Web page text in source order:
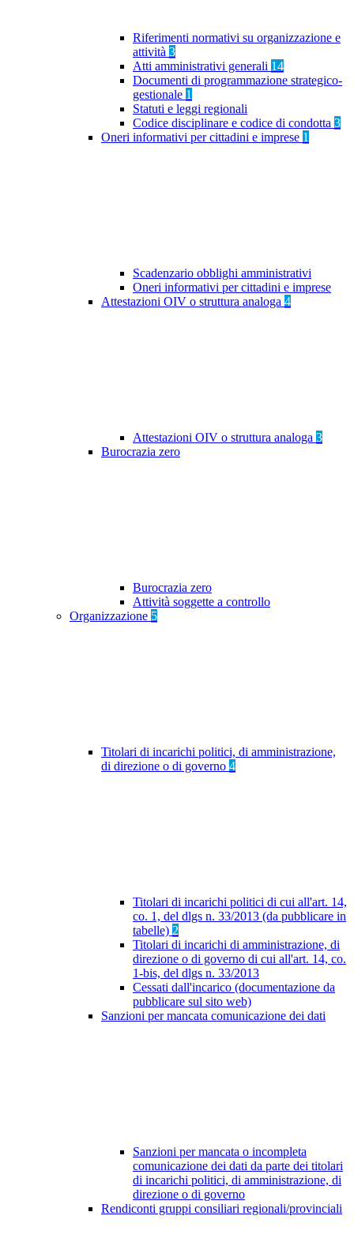
Riferimenti normativi su organizzazione e
attività 3
Atti amministrativi generali 14
Documenti di programmazione strategico-
gestionale 1
Statuti e leggi regionali
Codice disciplinare e codice di condotta 3
Oneri informativi per cittadini e imprese 1
Scadenzario obblighi amministrativi
Oneri informativi per cittadini e imprese
Attestazioni OIV o struttura analoga 4
Attestazioni OIV o struttura analoga 3
Burocrazia zero
Burocrazia zero
Attività soggette a controllo
Organizzazione 5
Titolari di incarichi politici, di amministrazione,
di direzione o di governo 4
Titolari di incarichi politici di cui all'art. 14,
co. 1, del dlgs n. 33/2013 (da pubblicare in
tabelle) 2
Titolari di incarichi di amministrazione, di
direzione o di governo di cui all'art. 14, co.
1-bis, del dlgs n. 33/2013
Cessati dall'incarico (documentazione da
pubblicare sul sito web)
Sanzioni per mancata comunicazione dei dati
Sanzioni per mancata o incompleta
comunicazione dei dati da parte dei titolari
di incarichi politici, di amministrazione, di
direzione o di governo
Rendiconti gruppi consiliari regionali/provinciali